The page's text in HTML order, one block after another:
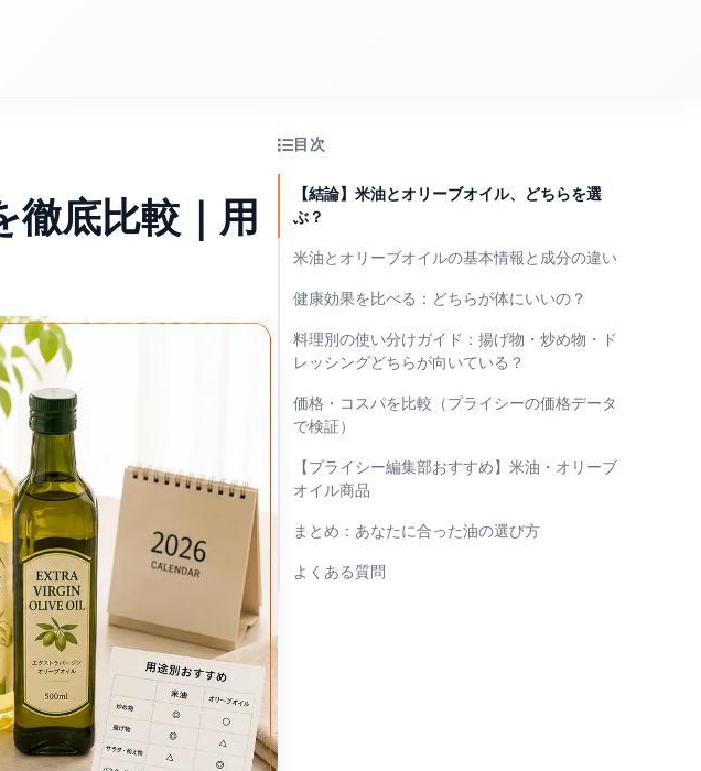
徹底比較｜用
目次
【結論】米油とオリーブオイル、どちらを選
ぶ？
米油とオリーブオイルの基本情報と成分の違い
健康効果を比べる：どちらが体にいいの？
料理別の使い分けガイド：揚げ物・炒め物・ド
レッシングどちらが向いている？
価格・コスパを比較（プライシーの価格データ
で検証）
【プライシー編集部おすすめ】米油・オリーブ
オイル商品
まとめ：あなたに合った油の選び方
よくある質問